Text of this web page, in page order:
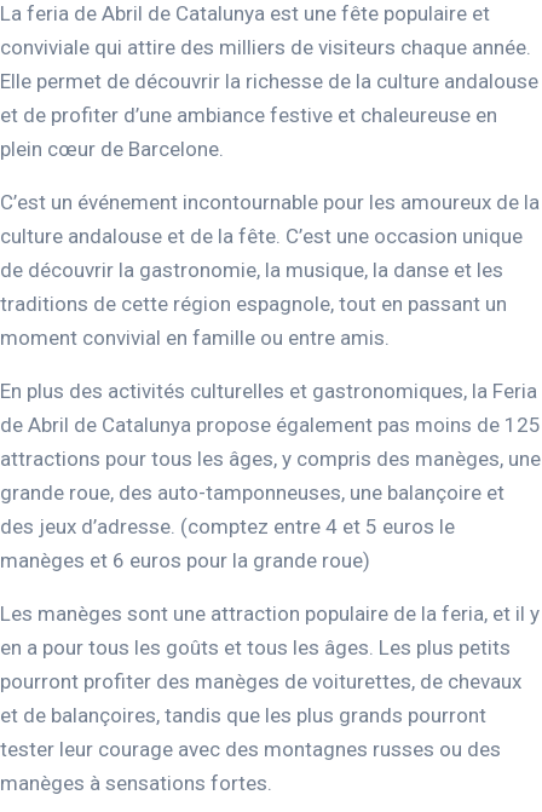
La feria de Abril de Catalunya est une fête populaire et
conviviale qui attire des milliers de visiteurs chaque année.
Elle permet de découvrir la richesse de la culture andalouse
et de profiter d’une ambiance festive et chaleureuse en
plein cœur de Barcelone.
C’est un événement incontournable pour les amoureux de la
culture andalouse et de la fête. C’est une occasion unique
de découvrir la gastronomie, la musique, la danse et les
traditions de cette région espagnole, tout en passant un
moment convivial en famille ou entre amis.
En plus des activités culturelles et gastronomiques, la Feria
de Abril de Catalunya propose également pas moins de 125
attractions pour tous les âges, y compris des manèges, une
grande roue, des auto-tamponneuses, une balançoire et
des jeux d’adresse. (comptez entre 4 et 5 euros le
manèges et 6 euros pour la grande roue)
Les manèges sont une attraction populaire de la feria, et il y
en a pour tous les goûts et tous les âges. Les plus petits
pourront profiter des manèges de voiturettes, de chevaux
et de balançoires, tandis que les plus grands pourront
tester leur courage avec des montagnes russes ou des
manèges à sensations fortes.